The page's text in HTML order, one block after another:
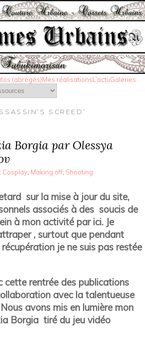
(abrégés)Mes réalisationsL’actuGaleries
SCREED’
Borgia par Olessya
Cosplay Making off Shooting
sur la mise à jour du site,
associés à des soucis de
à mon activité par ici. Je
, surtout que pendant
je ne suis pas restée
cette rentrée des publications
avec la talentueuse
avons mis en lumière mon
Borgia tiré du jeu vidéo